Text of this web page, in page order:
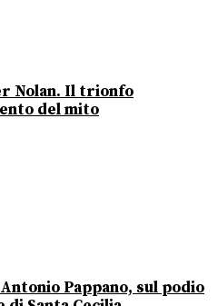
Nolan. Il trionfo
del mito
Pappano, sul podio